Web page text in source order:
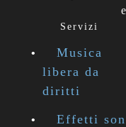
Servizi
Musica
libera da
diritti
Effetti